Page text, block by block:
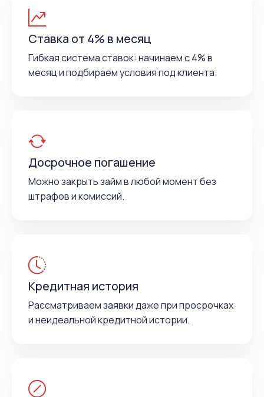
Ставка от 4% в месяц
Гибкая система ставок: начинаем с 4% в
месяц и подбираем условия под клиента.
Досрочное погашение
Можно закрыть займ в любой момент без
штрафов и комиссий.
Кредитная история
Рассматриваем заявки даже при просрочках
и неидеальной кредитной истории.